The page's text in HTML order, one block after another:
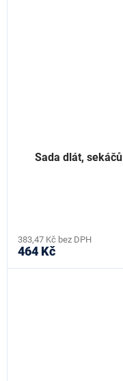
Sada dlát,
383,47 Kč bez DPH
464 Kč